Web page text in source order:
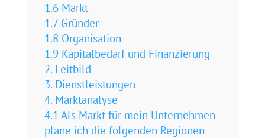
1.6 Markt
1.7 Gründer
1.8 Organisation
1.9 Kapitalbedarf und Finanzierung
2. Leitbild
3. Dienstleistungen
4. Marktanalyse
4.1 Als Markt für mein Unternehmen
plane ich die folgenden Regionen